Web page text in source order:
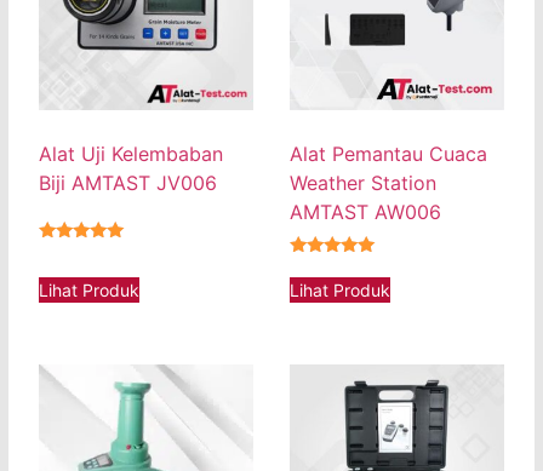
Alat Uji Kelembaban
Biji AMTAST JV006
Lihat Produk
Alat Pemantau Cuaca
Weather Station
AMTAST AW006
Lihat Produk